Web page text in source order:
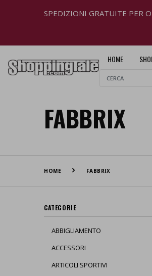
SPEDIZIONI GRATUITE PER
HOME
FABBRIX
HOME FABBRIX
CATEGORIE
ABBIGLIAMENTO
ACCESSORI
ARTICOLI SPORTIVI